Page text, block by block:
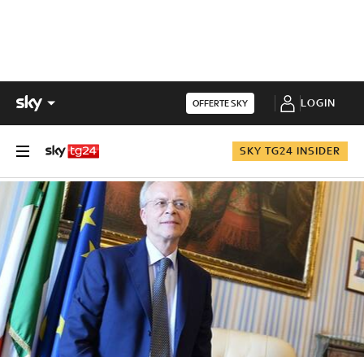
OFFERTE SKY LOGIN
SKY TG24 INSIDER